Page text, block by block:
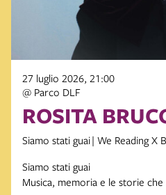
27 luglio 2026, 21:00
@ Parco DLF
ROSITA
Siamo stati guai | We Reading X
Siamo stati guai
Musica, memoria e le storie che